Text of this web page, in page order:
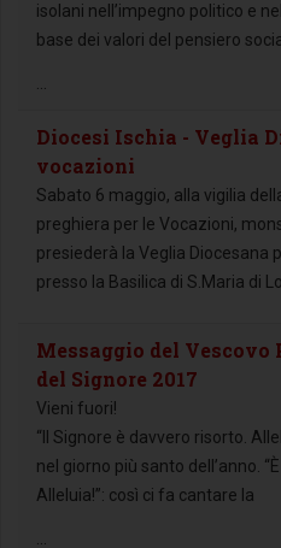
isolani nell’impegno politico e
base dei valori del pensiero
Diocesi Ischia - Veglia
vocazioni
Sabato 6 maggio, alla vigilia
preghiera per le Vocazioni,
presiederà la Veglia Diocesana
presso la Basilica di S.Maria di
Messaggio del Vescovo
del Signore 2017
Vieni fuori!
“Il Signore è davvero risorto.
nel giorno più santo dell’anno.
Alleluia!”: così ci fa cantare la